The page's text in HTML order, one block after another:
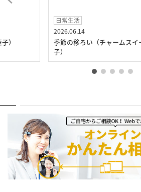
の移ろい（チャームスイート東逗
写